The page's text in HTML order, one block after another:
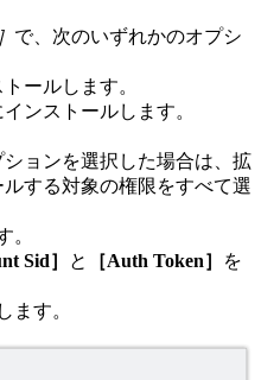
で、次のいずれかのオプシ
ールします。
ンストールします。
ションを選択した場合は、拡
する対象の権限をすべて選
。
Sid］ と ［Auth Token］
を
ます。